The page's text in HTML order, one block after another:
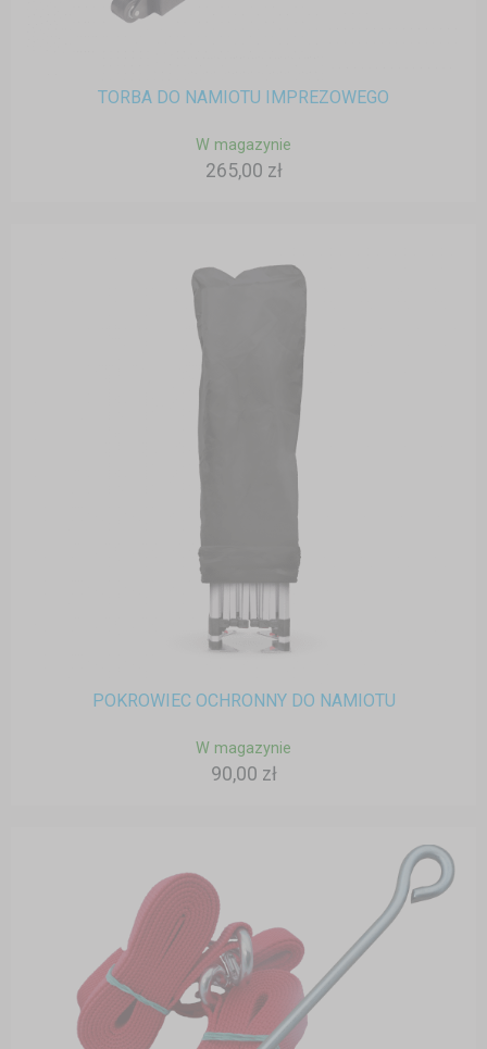
TORBA DO NAMIOTU IMPREZOWEGO
W magazynie
265,00 zł
POKROWIEC OCHRONNY DO NAMIOTU
W magazynie
90,00 zł